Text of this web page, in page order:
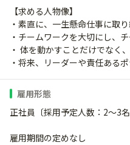
【求める人物像】
・素直に、一生懸命仕事に取
・チームワークを大切にし、
・ 体を動かすことだけでなく
・将来、リーダーや責任ある
雇用形態
正社員〔採用予定人数：2～3名
雇用期間の定めなし